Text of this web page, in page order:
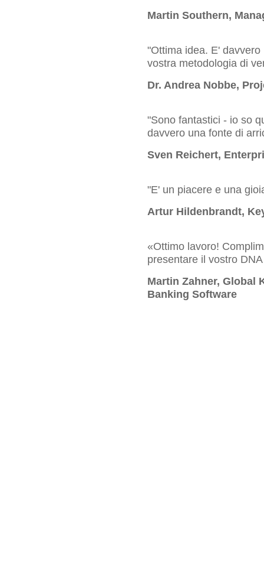
Martin Southern,
"Ottima idea. E'
vostra metodologia di
Dr. Andrea Nobbe,
"Sono fantastici - io so
davvero una fonte di
Sven Reichert,
"E' un piacere e una
Artur Hildenbrandt,
«Ottimo lavoro!
presentare il vostro
Martin Zahner, Global
Banking Software